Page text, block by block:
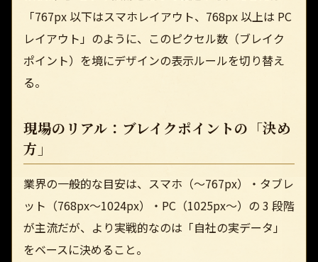
「767px 以下はスマホレイアウト、768px 以上は PC
レイアウト」のように、このピクセル数（ブレイク
ポイント）を境にデザインの表示ルールを切り替え
る。
現場のリアル：ブレイクポイントの「決め
方」
業界の一般的な目安は、スマホ（〜767px）・タブレ
ット（768px〜1024px）・PC（1025px〜）の 3 段階
が主流だが、より実戦的なのは「自社の実データ」
をベースに決めること。